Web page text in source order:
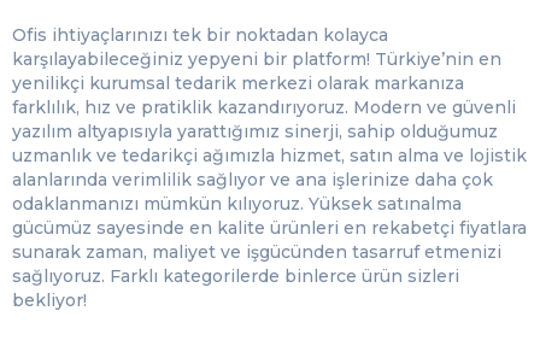
Ofis ihtiyaçlarınızı tek bir noktadan kolayca
karşılayabileceğiniz yepyeni bir platform! Türkiye’nin en
yenilikçi kurumsal tedarik merkezi olarak markanıza
farklılık, hız ve pratiklik kazandırıyoruz. Modern ve güvenli
yazılım altyapısıyla yarattığımız sinerji, sahip olduğumuz
uzmanlık ve tedarikçi ağımızla hizmet, satın alma ve lojistik
alanlarında verimlilik sağlıyor ve ana işlerinize daha çok
odaklanmanızı mümkün kılıyoruz. Yüksek satınalma
gücümüz sayesinde en kalite ürünleri en rekabetçi fiyatlara
sunarak zaman, maliyet ve işgücünden tasarruf etmenizi
sağlıyoruz. Farklı kategorilerde binlerce ürün sizleri
bekliyor!